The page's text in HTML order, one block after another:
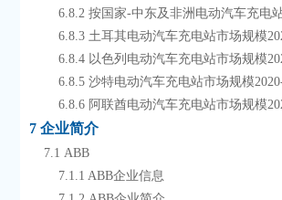
6.8.2 按国家-中东及非洲电动汽车充
6.8.3 土耳其电动汽车充电站市场规模
6.8.4 以色列电动汽车充电站市场规模
6.8.5 沙特电动汽车充电站市场规模
6.8.6 阿联酋电动汽车充电站市场规模
7 企业简介
    7.1 ABB
        7.1.1 ABB企业信息